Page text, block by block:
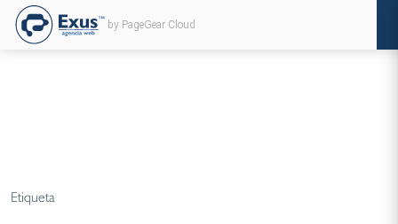
by PageGear Cloud
Etiqueta